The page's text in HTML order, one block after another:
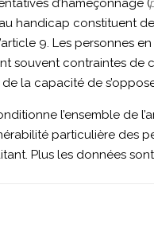
d’hameçonnage (
handicap constituent
9. Les personnes
souvent contraintes
la capacité de
l’ensemble de
particulière des
Plus les données